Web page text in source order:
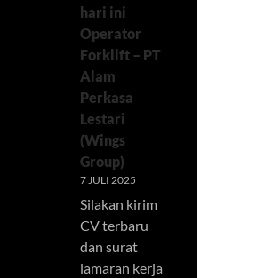
hari ini
Operator
Forklift – PT
Alam
Perkasa
Lestari
(Wings
Group)
7 JULI 2025
Silakan kirim
CV terbaru
dan surat
lamaran kerja